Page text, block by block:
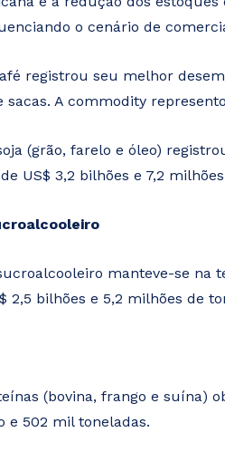
o cenário de
registrou seu melhor
sacas. A commodity
(grão, farelo e óleo)
US$ 3,2 bilhões e 7,2
manteve-se na
2,5 bilhões e 5,2 milhões de
(bovina, frango e suína)
e 502 mil toneladas.